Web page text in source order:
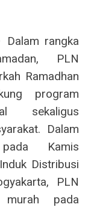
Dalam rangka
PLN
Ramadhan
program
sekaligus
Dalam
Kamis
Distribusi
PLN
murah pada